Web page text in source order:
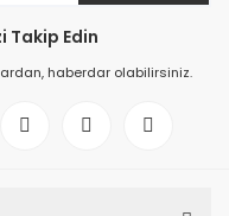
Takip Edin
haberdar olabilirsiniz.